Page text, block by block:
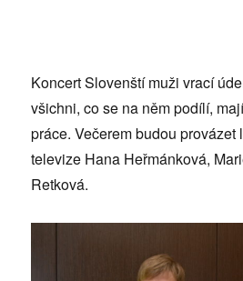
Koncert Slovenští muži vrací
všichni, co se na něm podílí,
práce. Večerem budou provázet
televize Hana Heřmánková,
Retková.